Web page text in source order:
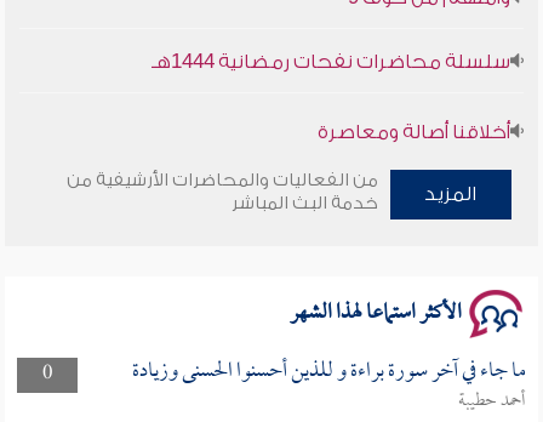
سلسلة محاضرات نفحات رمضانية 1444هـ
أخلاقنا أصالة ومعاصرة
وأمنهم من خوف 9
المزيد
من الفعاليات والمحاضرات الأرشيفية من
خدمة البث المباشر
الأكثر استماعا لهذا الشهر
0 ما جاء في آخر سورة براءة و للذين أحسنوا الحسنى وزيادة
أحمد حطيبة